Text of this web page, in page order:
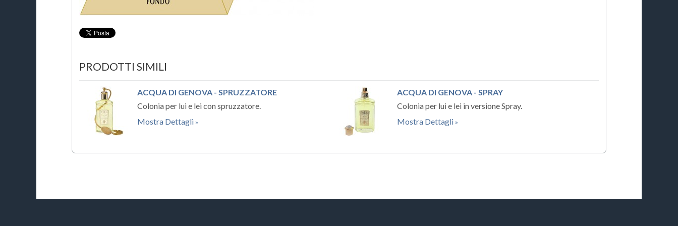
PRODOTTI SIMILI
ACQUA DI GENOVA - SPRUZZATORE
Colonia per lui e lei con spruzzatore.
Mostra Dettagli
ACQUA DI GENOVA - SPRAY
Colonia per lui e lei in versione Spray.
Mostra Dettagli